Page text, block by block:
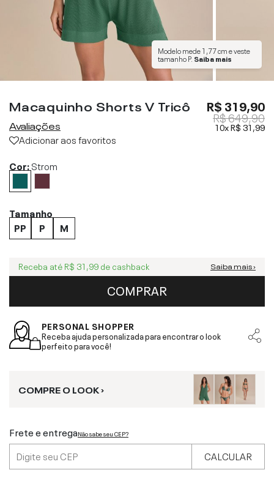
Modelo mede1,77 cme veste
tamanhoP. Saiba mais
Macaquinho Shorts V Tricô
Avaliações
Adicionar aos favoritos
R$ 319,90
R$ 649,90
10xR$ 31,99
Cor:Strom
Tamanho
PP
P M
Receba até R$ 31,99 de cashback Saiba mais ›
COMPRAR
PERSONAL SHOPPER
Receba ajuda personalizada para encontrar o look
perfeito para você!
COMPRE O LOOK ›
Frete e entregaNão sabe seu CEP?
CALCULAR